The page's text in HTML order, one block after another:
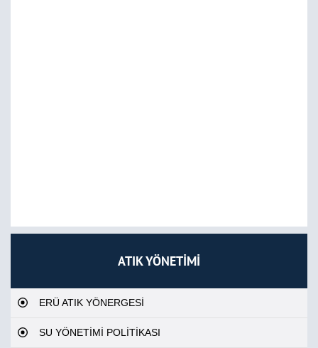
ATIK YÖNETİMİ
ERÜ ATIK YÖNERGESİ
SU YÖNETİMİ POLİTİKASI